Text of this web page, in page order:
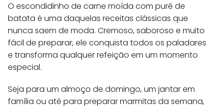
O escondidinho de carne moída com purê de
batata é uma daquelas receitas clássicas que
nunca saem de moda. Cremoso, saboroso e muito
fácil de preparar, ele conquista todos os paladares
e transforma qualquer refeição em um momento
especial.
Seja para um almoço de domingo, um jantar em
família ou até para preparar marmitas da semana,